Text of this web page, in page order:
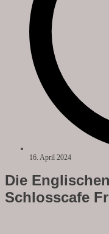
16. April 2024
Die
Schlosscafe